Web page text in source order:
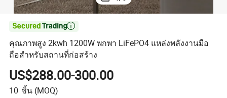

คุณภาพสูง 2kwh 1200W พกพา LiFePO4 แหล่งพลังงานมือ
ถือสำหรับสถานที่ก่อสร้าง
US$288.00-300.00
10 ชิ้น (MOQ)